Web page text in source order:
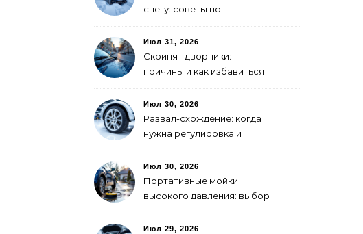
снегу: советы по
Июл 31, 2026
Скрипят дворники:
причины и как избавиться
Июл 30, 2026
Развал-схождение: когда
нужна регулировка и
Июл 30, 2026
Портативные мойки
высокого давления: выбор
мойки авто
Июл 29, 2026